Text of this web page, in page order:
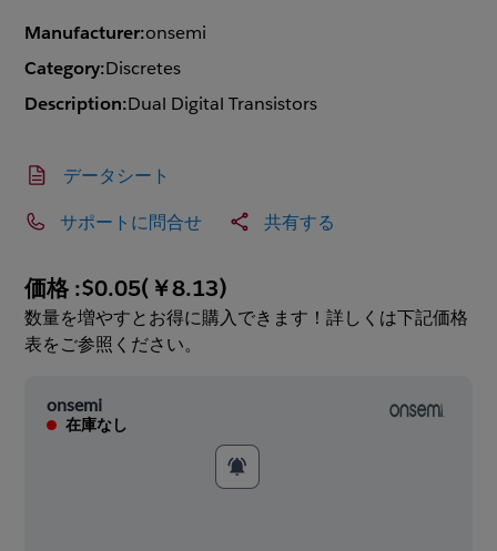
Manufacturer:onsemi
Category:Discretes
Description:Dual Digital Transistors
データシート
サポートに問合せ 共有する
価格 :$0.05(￥8.13)
数量を増やすとお得に購入できます！詳しくは下記価格
表をご参照ください。
onsemi
在庫なし